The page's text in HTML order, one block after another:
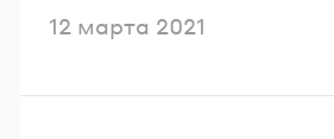
Опубликовано
12 марта 2021